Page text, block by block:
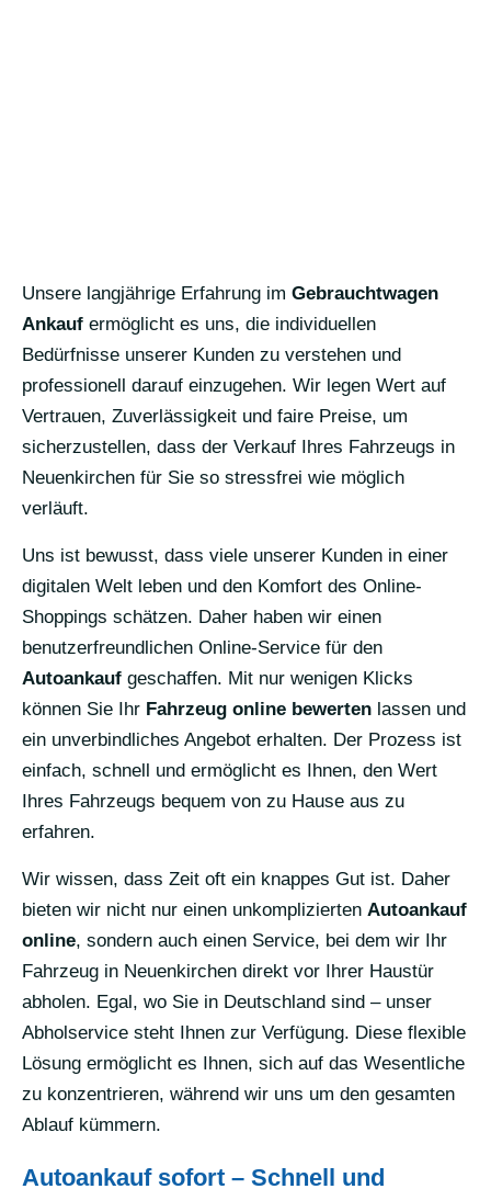
Unsere langjährige Erfahrung im Gebrauchtwagen
Ankauf ermöglicht es uns, die individuellen
Bedürfnisse unserer Kunden zu verstehen und
professionell darauf einzugehen. Wir legen Wert auf
Vertrauen, Zuverlässigkeit und faire Preise, um
sicherzustellen, dass der Verkauf Ihres Fahrzeugs in
Neuenkirchen für Sie so stressfrei wie möglich
verläuft.
Uns ist bewusst, dass viele unserer Kunden in einer
digitalen Welt leben und den Komfort des Online-
Shoppings schätzen. Daher haben wir einen
benutzerfreundlichen Online-Service für den
Autoankauf geschaffen. Mit nur wenigen Klicks
können Sie Ihr Fahrzeug online bewerten lassen und
ein unverbindliches Angebot erhalten. Der Prozess ist
einfach, schnell und ermöglicht es Ihnen, den Wert
Ihres Fahrzeugs bequem von zu Hause aus zu
erfahren.
Wir wissen, dass Zeit oft ein knappes Gut ist. Daher
bieten wir nicht nur einen unkomplizierten Autoankauf
online, sondern auch einen Service, bei dem wir Ihr
Fahrzeug in Neuenkirchen direkt vor Ihrer Haustür
abholen. Egal, wo Sie in Deutschland sind – unser
Abholservice steht Ihnen zur Verfügung. Diese flexible
Lösung ermöglicht es Ihnen, sich auf das Wesentliche
zu konzentrieren, während wir uns um den gesamten
Ablauf kümmern.
Autoankauf sofort – Schnell und